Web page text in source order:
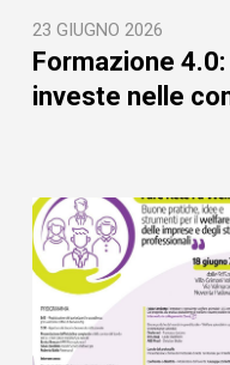
23 GIUGNO 2026
Formazione
investe nelle